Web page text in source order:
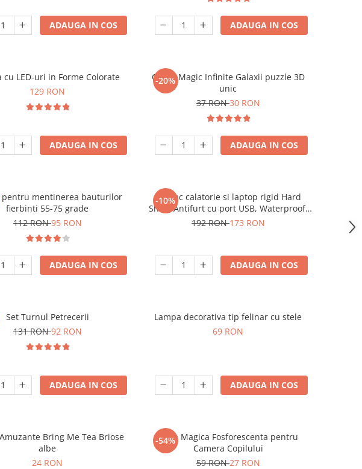
ADAUGA IN COS ADAUGA IN COS
cu LED-uri in Forme Colorate
129 RON
ADAUGA IN COS
-20%
Cubul Magic Infinite Galaxii puzzle 3D
unic
37 RON30 RON
ADAUGA IN COS
pentru mentinerea bauturilor
fierbinti 55-75 grade
112 RON95 RON
ADAUGA IN COS
-10%
Rucsac calatorie si laptop rigid Hard
Shell, Antifurt cu port USB, Waterproof,
44x30x17 cm, Compartimentare
192 RON173 RON
ADAUGA IN COS
Set Turnul Petrecerii
131 RON92 RON
ADAUGA IN COS
Lampa decorativa tip felinar cu stele
69 RON
ADAUGA IN COS
Bring Me Tea Briose
albe
24 RON
-54%
Luna Magica Fosforescenta pentru
Camera Copilului
59 RON27 RON